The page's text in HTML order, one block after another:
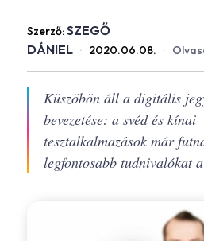
Szerző:SZEGŐ
DÁNIEL · 2020.06.08. ·
Küszöbön áll a digitális
bevezetése: a svéd és kínai
tesztalkalmazások már
legfontosabb tudnivalókat